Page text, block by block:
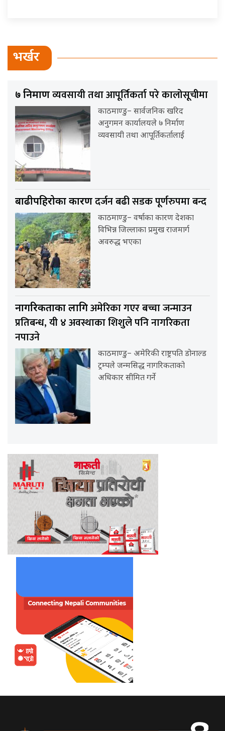
भर्खर
७ निर्माणव्यवसायी तथा आपूर्तिकर्ता परे कालोसूचीमा
काठमाण्डु– सार्वजनिक खरिद
अनुगमन कार्यालयले ७ निर्माण
व्यवसायी तथा आपूर्तिकर्तालाई
बाढीपहिरोका कारणदर्जन बढी सडक पूर्णरुपमा बन्द
काठमाण्डु– वर्षाका कारण देशका
विभिन्न जिल्लाका प्रमुख राजमार्ग
अवरुद्ध भएका
नागरिकताका लागिअमेरिका गएर बच्चा जन्माउन
प्रतिबन्ध, यी ४ अवस्थाका शिशुले पनि नागरिकता
नपाउने
काठमाण्डु– अमेरिकी राष्ट्रपति डोनाल्ड
ट्रम्पले जन्मसिद्ध नागरिकताको
अधिकार सीमित गर्ने